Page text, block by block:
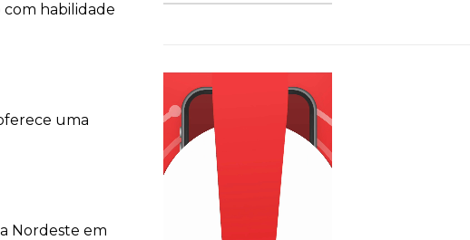
habilidade
uma
Nordeste em